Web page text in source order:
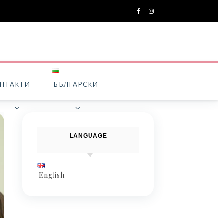
БЪЛГАРСКИ
LANGUAGE
English